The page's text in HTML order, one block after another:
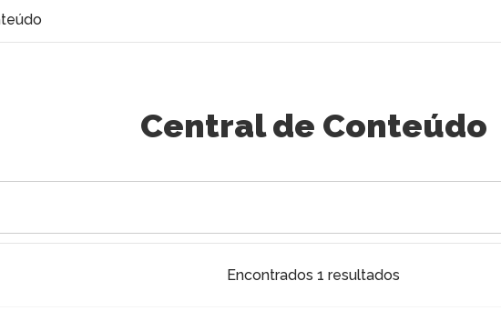
Central de Conteúdo
Encontrados 1 resultados